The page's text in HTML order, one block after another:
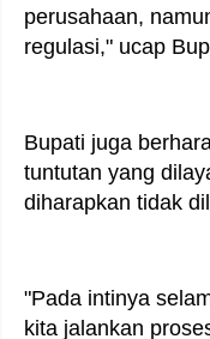
perusahaan,
regulasi," ucap
Bupati juga
tuntutan yang
diharapkan tidak
"Pada intinya
kita jalankan